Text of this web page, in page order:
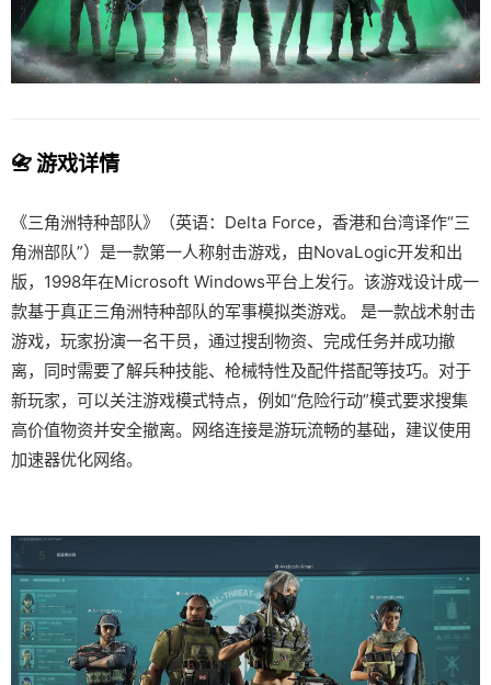
📇 游戏详情
《三角洲特种部队》（英语：Delta Force，香港和台湾译作“三
角洲部队”）是一款第一人称射击游戏，由NovaLogic开发和出
版，1998年在Microsoft Windows平台上发行。该游戏设计成一
款基于真正三角洲特种部队的军事模拟类游戏。 是一款战术射击
游戏，玩家扮演一名干员，通过搜刮物资、完成任务并成功撤
离，同时需要了解兵种技能、枪械特性及配件搭配等技巧。对于
新玩家，可以关注游戏模式特点，例如“危险行动”模式要求搜集
高价值物资并安全撤离。网络连接是游玩流畅的基础，建议使用
加速器优化网络。